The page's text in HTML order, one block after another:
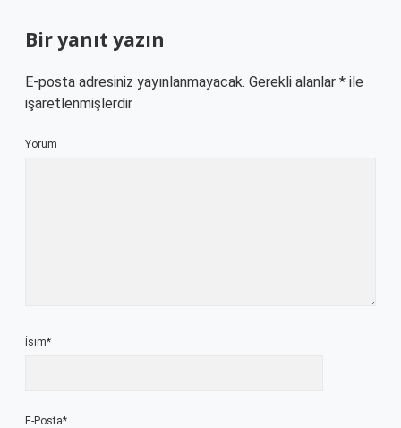
Bir yanıt yazın
E-posta adresiniz yayınlanmayacak. Gerekli alanlar * ile
işaretlenmişlerdir
Yorum
İsim*
E-Posta*